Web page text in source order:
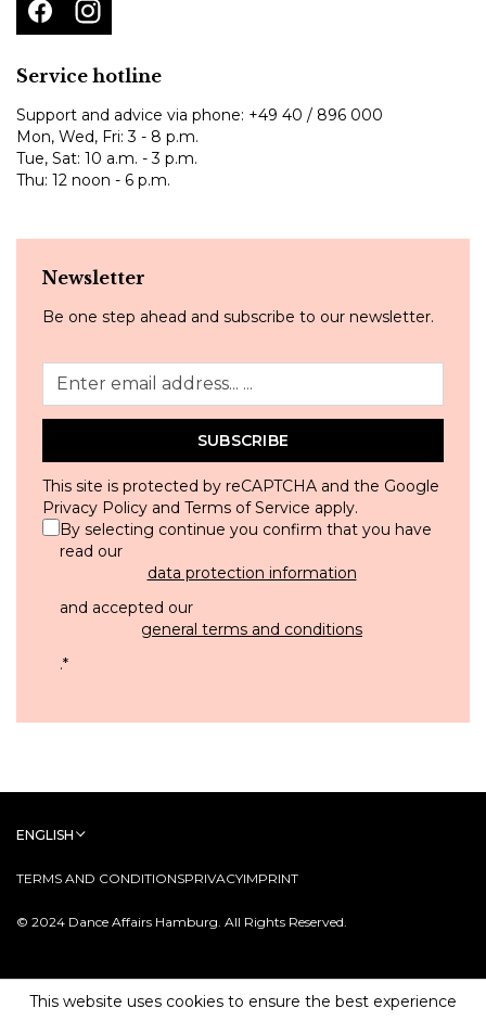
Service hotline
Support and advice via phone: +49 40 / 896 000
Mon, Wed, Fri: 3 - 8 p.m.
Tue, Sat: 10 a.m. - 3 p.m.
Thu: 12 noon - 6 p.m.
Newsletter
Be one step ahead and subscribe to our newsletter.
SUBSCRIBE
This site is protected by reCAPTCHA and the Google
Privacy Policy and Terms of Service apply.
By selecting continue you confirm that you have
read our
data protection information
and accepted our
general terms and conditions
.*
© 2024 Dance Affairs Hamburg. All Rights Reserved.
TERMS AND CONDITIONSPRIVACYIMPRINT
ENGLISH
This website uses cookies to ensure the best experience